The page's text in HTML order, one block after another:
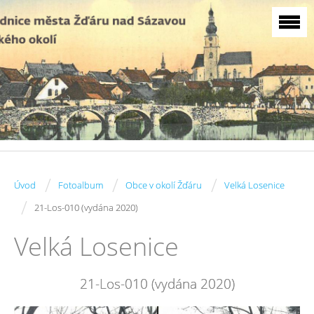
Úvod / Fotoalbum / Obce v okolí Žďáru / Velká Losenice
/ 21-Los-010 (vydána 2020)
Velká Losenice
21-Los-010 (vydána 2020)